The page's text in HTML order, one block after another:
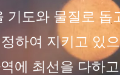
기도와 물질로 돕
하여 지키고 있
에 최선을 다하